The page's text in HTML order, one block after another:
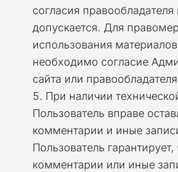
согласия правообладателя
допускается. Для
использования
необходимо согласие
сайта или
При наличии
Пользователь вправе
комментарии и иные
Пользователь гарантирует,
комментарии или иные